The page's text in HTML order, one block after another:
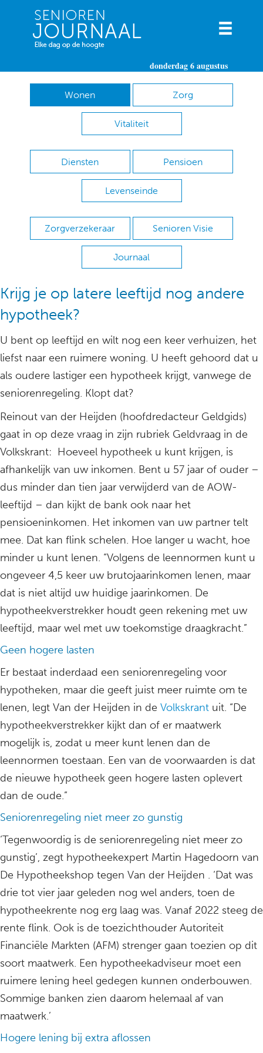
donderdag 6 augustus
Wonen Zorg
Vitaliteit
Diensten Pensioen
Levenseinde
Zorgverzekeraar Senioren Visie
Journaal
Krijg je op latere leeftijd nog andere
hypotheek?
U bent op leeftijd en wilt nog een keer verhuizen, het
liefst naar een ruimere woning. U heeft gehoord dat u
als oudere lastiger een hypotheek krijgt, vanwege de
seniorenregeling. Klopt dat?
Reinout van der Heijden (hoofdredacteur Geldgids)
gaat in op deze vraag in zijn rubriek Geldvraag in de
Volkskrant: Hoeveel hypotheek u kunt krijgen, is
afhankelijk van uw inkomen. Bent u 57 jaar of ouder –
dus minder dan tien jaar verwijderd van de AOW-
leeftijd – dan kijkt de bank ook naar het
pensioeninkomen. Het inkomen van uw partner telt
mee. Dat kan flink schelen. Hoe langer u wacht, hoe
minder u kunt lenen. “Volgens de leennormen kunt u
ongeveer 4,5 keer uw brutojaarinkomen lenen, maar
dat is niet altijd uw huidige jaarinkomen. De
hypotheekverstrekker houdt geen rekening met uw
leeftijd, maar wel met uw toekomstige draagkracht.”
Geen hogere lasten
Er bestaat inderdaad een seniorenregeling voor
hypotheken, maar die geeft juist meer ruimte om te
lenen, legt Van der Heijden in de Volkskrant uit. “De
hypotheekverstrekker kijkt dan of er maatwerk
mogelijk is, zodat u meer kunt lenen dan de
leennormen toestaan. Een van de voorwaarden is dat
de nieuwe hypotheek geen hogere lasten oplevert
dan de oude.”
Seniorenregeling niet meer zo gunstig
‘Tegenwoordig is de seniorenregeling niet meer zo
gunstig’, zegt hypotheekexpert Martin Hagedoorn van
De Hypotheekshop tegen Van der Heijden . ‘Dat was
drie tot vier jaar geleden nog wel anders, toen de
hypotheekrente nog erg laag was. Vanaf 2022 steeg de
rente flink. Ook is de toezichthouder Autoriteit
Financiële Markten (AFM) strenger gaan toezien op dit
soort maatwerk. Een hypotheekadviseur moet een
ruimere lening heel gedegen kunnen onderbouwen.
Sommige banken zien daarom helemaal af van
maatwerk.’
Hogere lening bij extra aflossen